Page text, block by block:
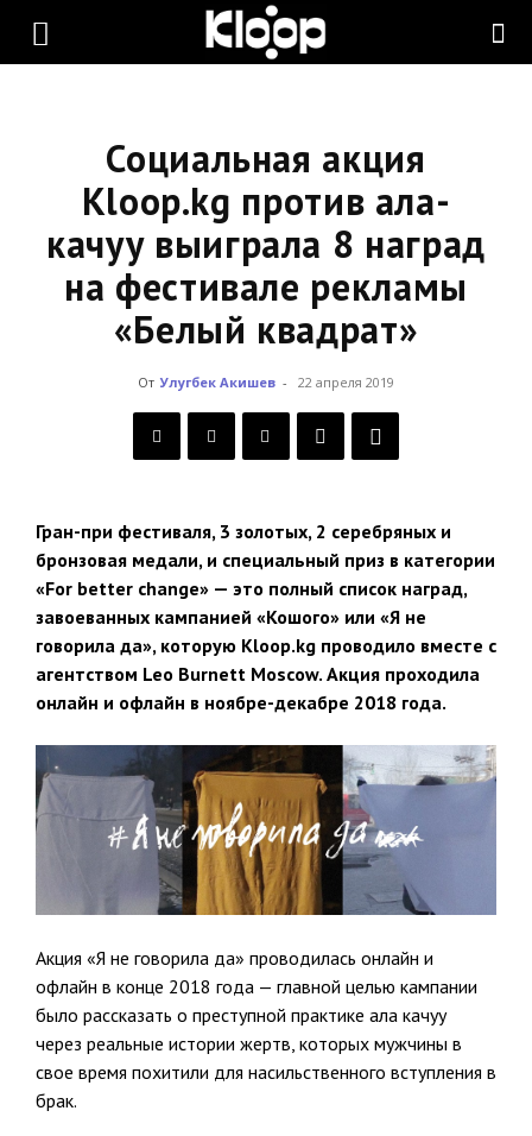
KLOOP.KG
Новости
Кыргызстана
Социальная акция
Kloop.kg против ала-
качуу выиграла 8 наград
на фестивале рекламы
«Белый квадрат»
От Улугбек Акишев - 22 апреля 2019
Гран-при фестиваля, 3 золотых, 2 серебряных и
бронзовая медали, и специальный приз в категории
«For better change» — это полный список наград,
завоеванных кампанией «Кошого» или «Я не
говорила да», которую Kloop.kg проводило вместе с
агентством Leo Burnett Moscow. Акция проходила
онлайн и офлайн в ноябре-декабре 2018 года.
Акция «Я не говорила да» проводилась онлайн и
офлайн в конце 2018 года — главной целью кампании
было рассказать о преступной практике ала качуу
через реальные истории жертв, которых мужчины в
свое время похитили для насильственного вступления в
брак.